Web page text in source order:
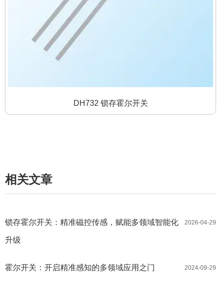
DH732 锁存霍尔开关
相关文章
2026-04-29
锁存霍尔开关：精准磁控传感，赋能多领域智能化
升级
2024-09-29
霍尔开关：开启精准感知的多领域应用之门